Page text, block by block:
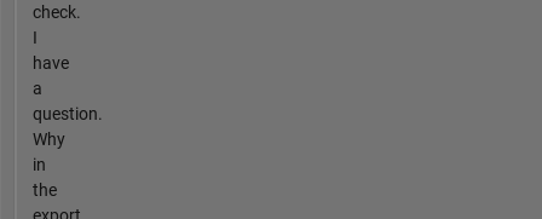
check.
I
have
a
question.
Why
in
the